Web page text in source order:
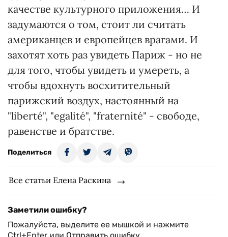
качестве культурного приложения… И
задумаются о том, стоит ли считать
американцев и европейцев врагами. И
захотят хоть раз увидеть Париж - но не
для того, чтобы увидеть и умереть, а
чтобы вдохнуть восхитительный
парижский воздух, настоянный на
"liberté", "egalité", "fraternité" - свободе,
равенстве и братстве.
Поделиться
Все статьи Елена Раскина
Заметили ошибку?
Пожалуйста, выделите ее мышкой и нажмите